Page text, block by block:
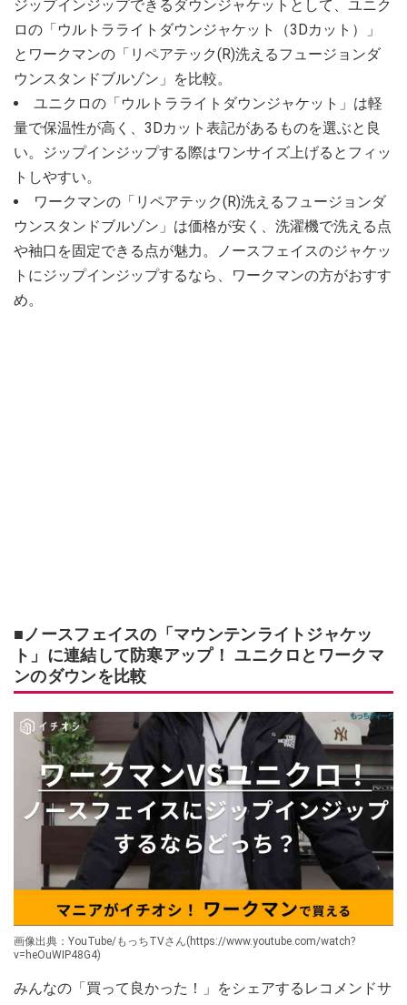
ジップインジップできるダウンジャケットとして、ユニク
ロの「ウルトラライトダウンジャケット（3Dカット）」
とワークマンの「リペアテック(R)洗えるフュージョンダ
ウンスタンドブルゾン」を比較。
ユニクロの「ウルトラライトダウンジャケット」は軽
量で保温性が高く、3Dカット表記があるものを選ぶと良
い。ジップインジップする際はワンサイズ上げるとフィッ
トしやすい。
ワークマンの「リペアテック(R)洗えるフュージョンダ
ウンスタンドブルゾン」は価格が安く、洗濯機で洗える点
や袖口を固定できる点が魅力。ノースフェイスのジャケッ
トにジップインジップするなら、ワークマンの方がおすす
め。
■ノースフェイスの「マウンテンライトジャケッ
ト」に連結して防寒アップ！ ユニクロとワークマ
ンのダウンを比較
画像出典：YouTube/もっちTVさん(https://www.youtube.com/watch?
v=heOuWIP48G4)
みんなの「買って良かった！」をシェアするレコメンドサ